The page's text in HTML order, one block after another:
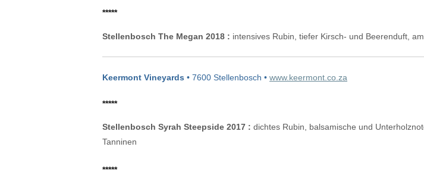
*****
Stellenbosch The Megan 2018 : intensives Rubin, tiefer Kirsch- und Beerenduft,
Keermont Vineyards • 7600 Stellenbosch • www.keermont.co.za
*****
Stellenbosch Syrah Steepside 2017 : dichtes Rubin, balsamische und
Tanninen
*****